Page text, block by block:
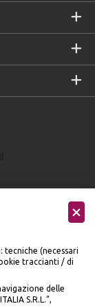
(necessari
traccianti / di
delle
S.R.L.”,